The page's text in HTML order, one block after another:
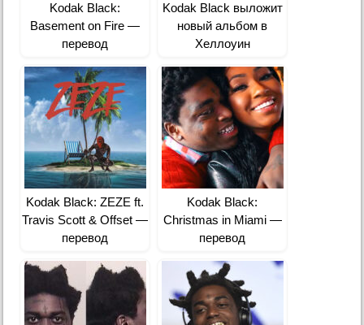
Kodak Black:
Basement on Fire —
перевод
Kodak Black выложит
новый альбом в
Хеллоуин
Kodak Black: ZEZE ft.
Travis Scott & Offset —
перевод
Kodak Black:
Christmas in Miami —
перевод